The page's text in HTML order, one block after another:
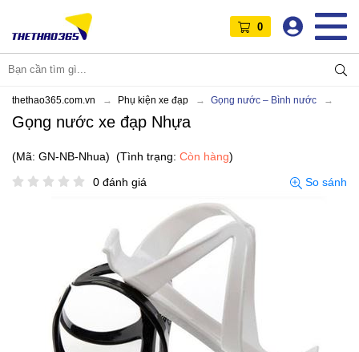
0
thethao365.com.vn Phụ kiện xe đạp Gọng nước – Bình nước
Gọng nước xe đạp Nhựa
(Mã: GN-NB-Nhua) (Tình trạng: Còn hàng)
0 đánh giá
So sánh